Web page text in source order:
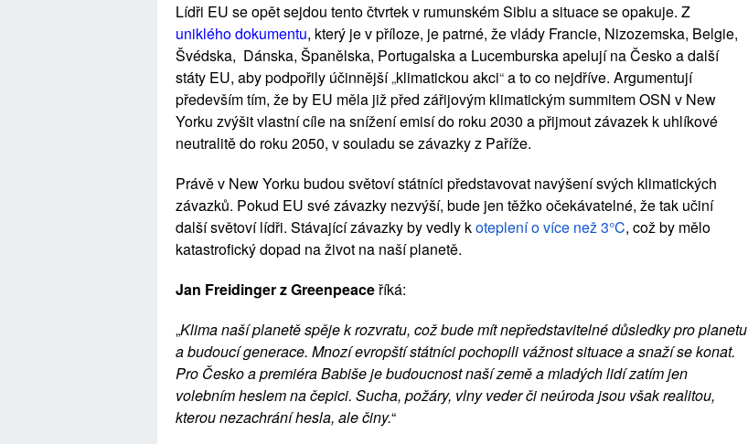
Lídři EU se opět sejdou tento čtvrtek v rumunském Sibiu a situace se opakuje. Z
uniklého dokumentu, který je v příloze, je patrné, že vlády Francie, Nizozemska, Belgie,
Švédska, Dánska, Španělska, Portugalska a Lucemburska apelují na Česko a další
státy EU, aby podpořily účinnější„klimatickou akci“a to co nejdříve. Argumentují
především tím, že by EU měla již před zářijovým klimatickým summitem OSN v New
Yorku zvýšit vlastní cíle na snížení emisí do roku 2030 a přijmout závazek k uhlíkové
neutralitě do roku 2050, v souladu se závazky z Paříže.
Právě v New Yorku budou světoví státníci představovat navýšení svých klimatických
závazků. Pokud EU své závazky nezvýší, bude jen těžko očekávatelné, že tak učiní
další světoví lídři. Stávající závazky by vedly koteplení o více než 3°C, což by mělo
katastrofický dopad na život na naší planetě.
Jan Freidinger z Greenpeaceříká:
„Klima naší planetě spěje k rozvratu, což bude mít nepředstavitelné důsledky pro planetu
a budoucí generace. Mnozí evropští státníci pochopili vážnost situace a snaží se konat.
Pro Česko a premiéra Babiše je budoucnost naší země a mladých lidí zatím jen
volebním heslem na čepici. Sucha, požáry, vlny veder či neúroda jsou však realitou,
kterou nezachrání hesla, ale činy.“